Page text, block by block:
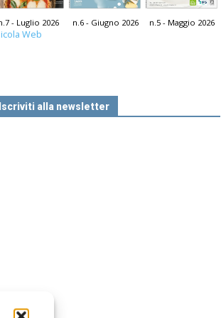
- Luglio 2026 n.6 - Giugno 2026 n.5 - Maggio 2026
Web
alla newsletter